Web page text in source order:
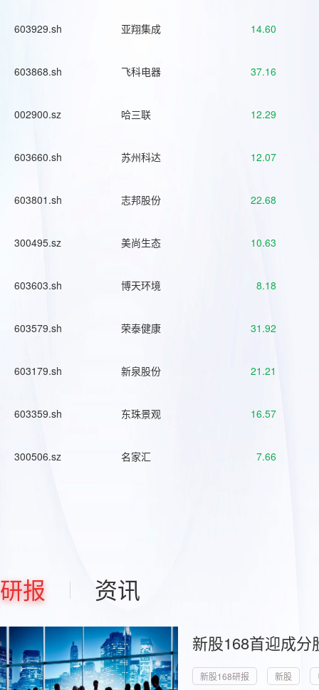
603929.sh 亚翔集成 14.60
603868.sh 飞科电器 37.16
002900.sz 哈三联 12.29
603660.sh 苏州科达 12.07
603801.sh 志邦股份 22.68
300495.sz 美尚生态 10.63
603603.sh 博天环境 8.18
603579.sh 荣泰健康 31.92
603179.sh 新泉股份 21.21
603359.sh 东珠景观 16.57
300506.sz 名家汇 7.66
研报 资讯
新股168首迎成
新股168研报 新股